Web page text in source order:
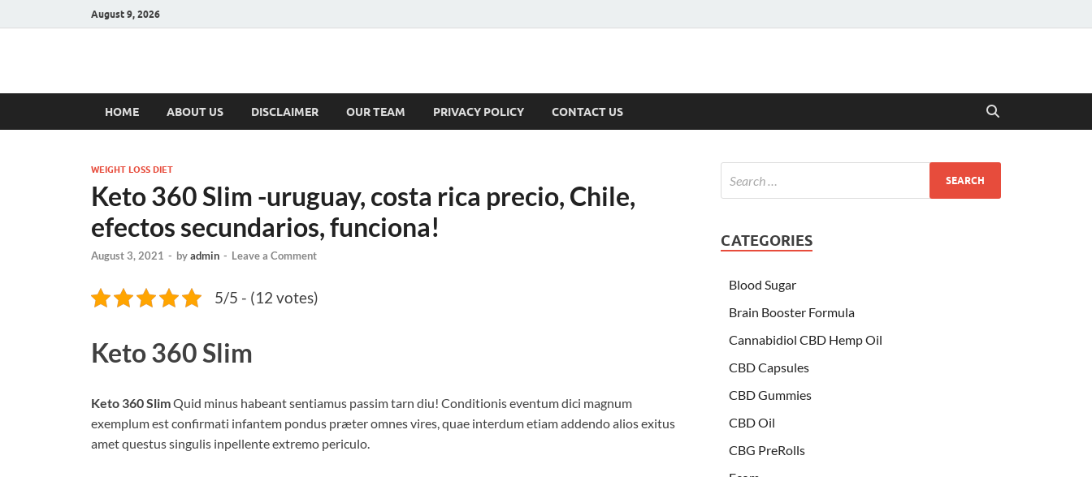
August 9, 2026
Hulk Supplements
HOME ABOUT US DISCLAIMER OUR TEAM PRIVACY POLICY CONTACT US
WEIGHT LOSS DIET
Keto 360 Slim -uruguay, costa rica precio, Chile,
efectos secundarios, funciona!
August 3, 2021 - byadmin - Leave a Comment
5/5 - (12 votes)
Keto 360 Slim
Keto 360 SlimQuid minus habeant sentiamus passim tarn diu! Conditionis eventum dici magnum
exemplum est confirmati infantem pondus præter omnes vires, quae interdum etiam addendo alios exitus
amet questus singulis inpellente extremo periculo.
CATEGORIES
Blood Sugar
Brain Booster Formula
Cannabidiol CBD Hemp Oil
CBD Capsules
CBD Gummies
CBD Oil
CBG PreRolls